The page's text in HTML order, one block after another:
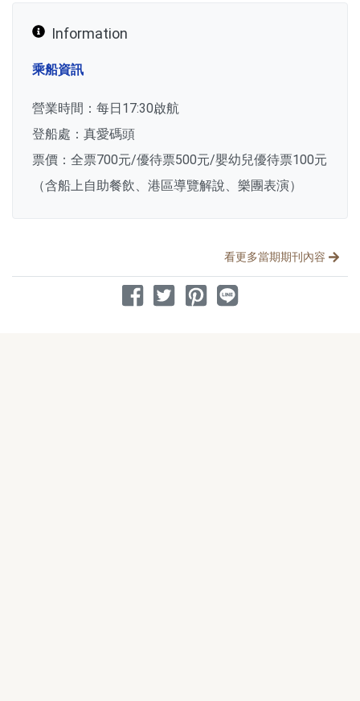
Information
乘船資訊
營業時間：每日17:30啟航
登船處：真愛碼頭
票價：全票700元/優待票500元/嬰幼兒優待票100元
（含船上自助餐飲、港區導覽解說、樂團表演）
看更多當期期刊內容
分享文章
分享到 Facebook
分享到 Twitter
分享到 Pinterest
分享到 Line